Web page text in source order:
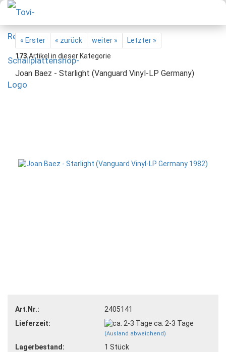
« Erster « zurück weiter »
Letzter »
173Artikel in dieser Kategorie
Joan Baez - Starlight (Vanguard Vinyl-LP Germany)
Art.Nr.:
2405141
Lieferzeit:
ca. 2-3 Tage
(Ausland abweichend)
Lagerbestand: 1 Stück